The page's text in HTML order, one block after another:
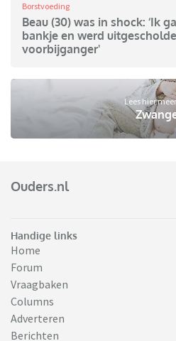
Borstvoeding
Beau (30) was in shock: ‘Ik
bankje en werd
voorbijganger'
Lees hier
Ouders.nl
Handige links
Home
Forum
Vraagbaken
Columns
Adverteren
Berichten